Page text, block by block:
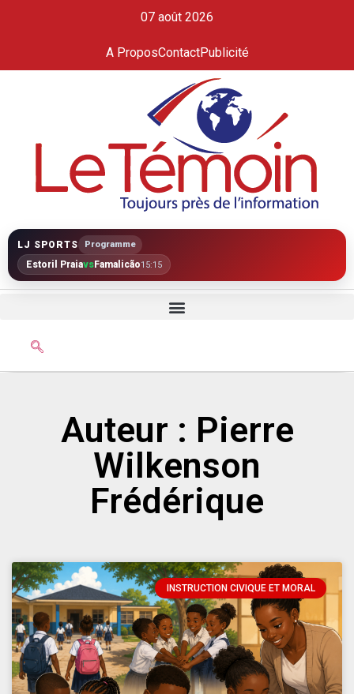
07 août 2026
A ProposContactPublicité
LJ SPORTS Programme
Estoril PraiavsFamalicão15:15
Auteur : Pierre
Wilkenson
Frédérique
INSTRUCTION CIVIQUE ET MORAL